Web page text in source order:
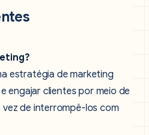
estratégia de marketing
engajar clientes por meio de
de interrompê-los com